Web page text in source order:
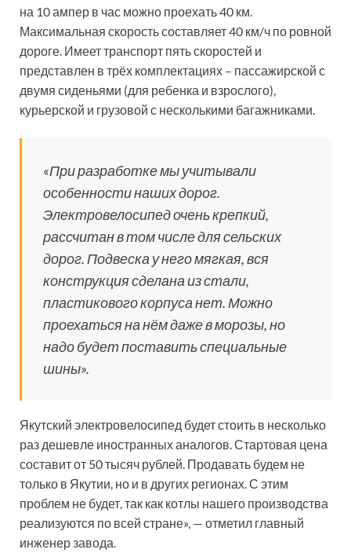
на 10 ампер в час можно проехать 40 км.
Максимальная скорость составляет 40 км/ч по ровной
дороге. Имеет транспорт пять скоростей и
представлен в трёх комплектациях – пассажирской с
двумя сиденьями (для ребенка и взрослого),
курьерской и грузовой с несколькими багажниками.
«При разработке мы учитывали
особенности наших дорог.
Электровелосипед очень крепкий,
рассчитан в том числе для сельских
дорог. Подвеска у него мягкая, вся
конструкция сделана из стали,
пластикового корпуса нет. Можно
проехаться на нём даже в морозы, но
надо будет поставить специальные
шины».
Якутский электровелосипед будет стоить в несколько
раз дешевле иностранных аналогов. Стартовая цена
составит от 50 тысяч рублей. Продавать будем не
только в Якутии, но и в других регионах. С этим
проблем не будет, так как котлы нашего производства
реализуются по всей стране», — отметил главный
инженер завода.